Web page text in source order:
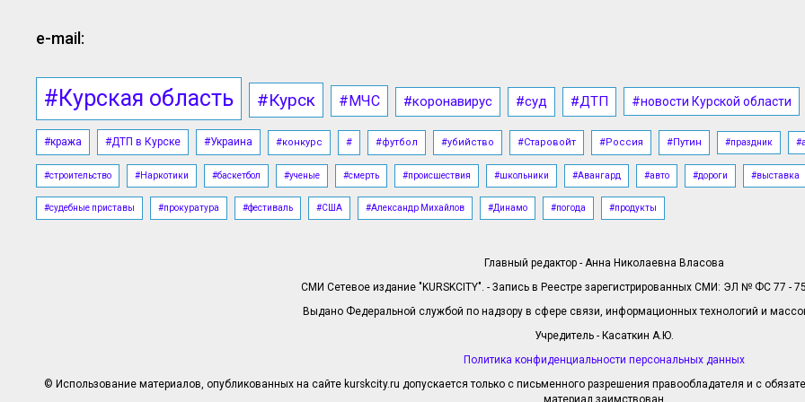
e-mail:
#Курская область #Курск #МЧС #коронавирус #суд #ДТП #новости Курской области
#кража #ДТП в Курске #Украина #конкурс # #футбол #убийство #Старовойт #Россия #Путин #праздник
#строительство #Наркотики #баскетбол #ученые #смерть #происшествия #школьники #Авангард #авто #дороги #выставка
#судебные приставы #прокуратура #фестиваль #США #Александр Михайлов #Динамо #погода #продукты
Главный редактор - Анна Николаевна Власова
СМИ Сетевое издание "KURSKCITY". - Запись в Реестре зарегистрированных СМИ: ЭЛ № ФС 77 -
Выдано Федеральной службой по надзору в сфере связи, информационных технологий и
Учредитель - Касаткин А.Ю.
Политика конфиденциальности персональных данных
© Использование материалов, опубликованных на сайте kurskcity.ru допускается только с письменного разрешения правообладателя и с
материал заимствован